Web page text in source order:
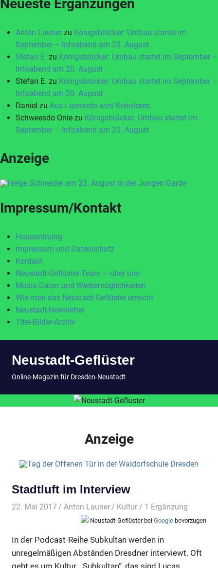
Neueste Ergänzungen
Anton Launer zu Königsbrücker: Umbau startet im
September – Infoabend am 20. August
Stefan E. zu Königsbrücker: Umbau startet im September –
Infoabend am 20. August
Stefan E. zu Königsbrücker: Umbau startet im September –
Infoabend am 20. August
Daniel zu Aus Leonardo wird Kokolores
Schweesdo Onie zu Königsbrücker: Umbau startet im
September – Infoabend am 20. August
Anzeige
Impressum/Kontakt
Hausordnung
Impressum und Datenschutz
Kontakt
Neustadt-Geflüster-Team – über uns
Media-Daten und Werbemöglichkeiten
Wie man das Neustadt-Geflüster erreicht
Neustadt-Newsletter
Titel-Bilder-Archiv
InhaltNeustadt-Geflüster
Online-Magazin für Dresden-Neustadt
Anzeige
Stadtluft im Interview
22. Mai 2017 Anton Launer Kultur / 1 Ergänzung
Neustadt-Geflüster bei Google bevorzugen
In der Podcast-Reihe Subkultan werden in
unregelmäßigen Abständen Dresdner interviewt. Oft